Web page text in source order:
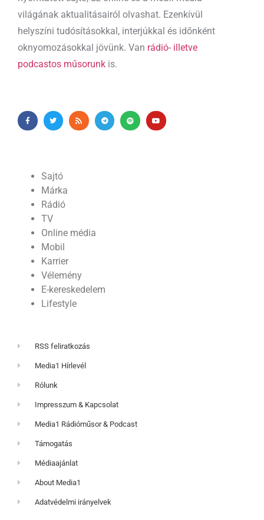
világának aktualitásairól olvashat. Ezenkívül
helyszíni tudósításokkal, interjúkkal és időnként
oknyomozásokkal jövünk. Van rádió- illetve
podcastos műsorunk is.
Sajtó
Márka
Rádió
TV
Online média
Mobil
Karrier
Vélemény
E-kereskedelem
Lifestyle
RSS feliratkozás
Media1 Hírlevél
Rólunk
Impresszum & Kapcsolat
Media1 Rádióműsor & Podcast
Támogatás
Médiaajánlat
About Media1
Adatvédelmi irányelvek